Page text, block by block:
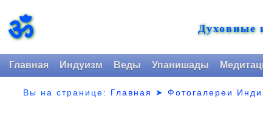
ॐ Духовные
Главная Индуизм Веды Упанишады
Вы на странице: Главная ➤Фотогалереи